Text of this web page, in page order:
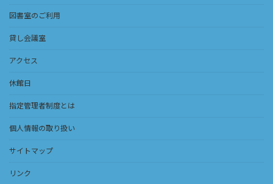
図書室のご利用
貸し会議室
アクセス
休館日
指定管理者制度とは
個人情報の取り扱い
サイトマップ
リンク